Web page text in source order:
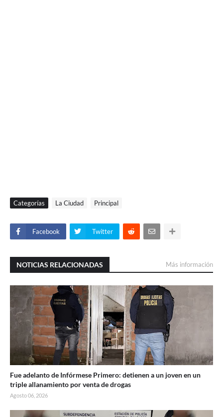
Categorías La Ciudad Principal
Facebook Twitter
NOTICIAS RELACIONADAS Más información
Fue adelanto de Infórmese Primero: detienen a un joven en un
triple allanamiento por venta de drogas
Agosto 06, 2026